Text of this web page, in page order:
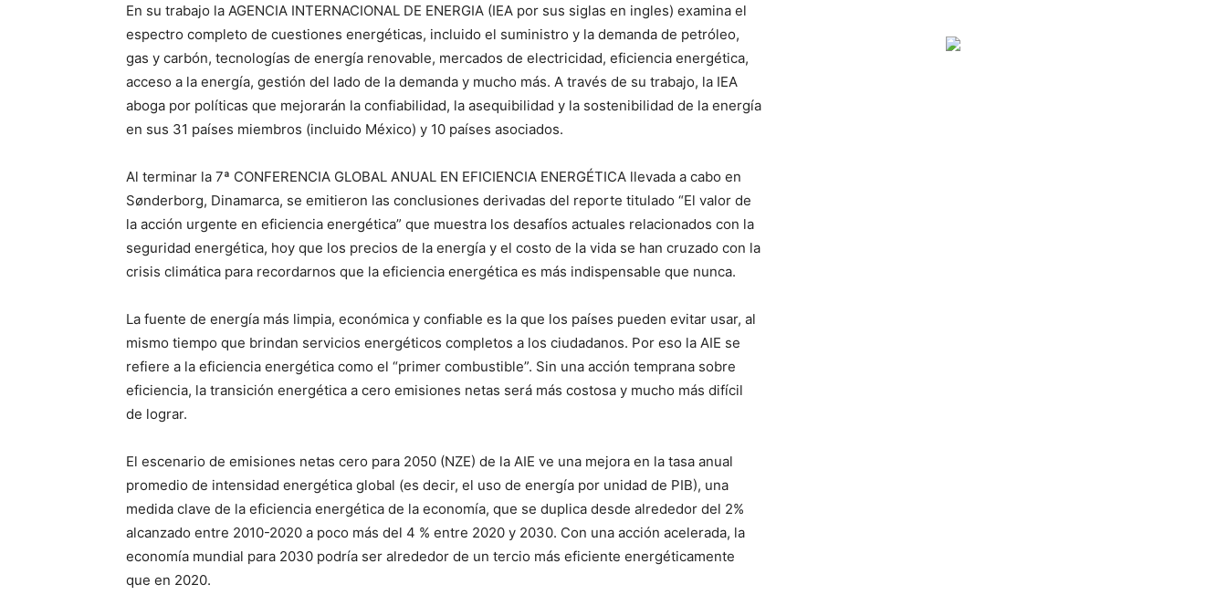
En su trabajo la AGENCIA INTERNACIONAL DE ENERGIA (IEA por sus siglas en ingles) examina el
espectro completo de cuestiones energéticas, incluido el suministro y la demanda de petróleo,
gas y carbón, tecnologías de energía renovable, mercados de electricidad, eficiencia energética,
acceso a la energía, gestión del lado de la demanda y mucho más. A través de su trabajo, la IEA
aboga por políticas que mejorarán la confiabilidad, la asequibilidad y la sostenibilidad de la energía
en sus 31 países miembros (incluido México) y 10 países asociados.
Al terminar la 7ª CONFERENCIA GLOBAL ANUAL EN EFICIENCIA ENERGÉTICA llevada a cabo en
Sønderborg, Dinamarca, se emitieron las conclusiones derivadas del reporte titulado “El valor de
la acción urgente en eficiencia energética” que muestra los desafíos actuales relacionados con la
seguridad energética, hoy que los precios de la energía y el costo de la vida se han cruzado con la
crisis climática para recordarnos que la eficiencia energética es más indispensable que nunca.
La fuente de energía más limpia, económica y confiable es la que los países pueden evitar usar, al
mismo tiempo que brindan servicios energéticos completos a los ciudadanos. Por eso la AIE se
refiere a la eficiencia energética como el “primer combustible”. Sin una acción temprana sobre
eficiencia, la transición energética a cero emisiones netas será más costosa y mucho más difícil
de lograr.
El escenario de emisiones netas cero para 2050 (NZE) de la AIE ve una mejora en la tasa anual
promedio de intensidad energética global (es decir, el uso de energía por unidad de PIB), una
medida clave de la eficiencia energética de la economía, que se duplica desde alrededor del 2%
alcanzado entre 2010-2020 a poco más del 4 % entre 2020 y 2030. Con una acción acelerada, la
economía mundial para 2030 podría ser alrededor de un tercio más eficiente energéticamente
que en 2020.